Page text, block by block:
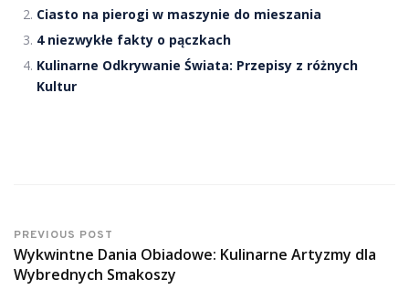
Ciasto na pierogi w maszynie do mieszania
4 niezwykłe fakty o pączkach
Kulinarne Odkrywanie Świata: Przepisy z różnych
Kultur
PREVIOUS POST
Wykwintne Dania Obiadowe: Kulinarne Artyzmy dla
Wybrednych Smakoszy